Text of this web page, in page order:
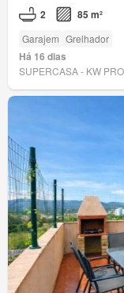
2 85 m²
Garajem Grelhador
Há 16 dias
SUPERCASA - KW